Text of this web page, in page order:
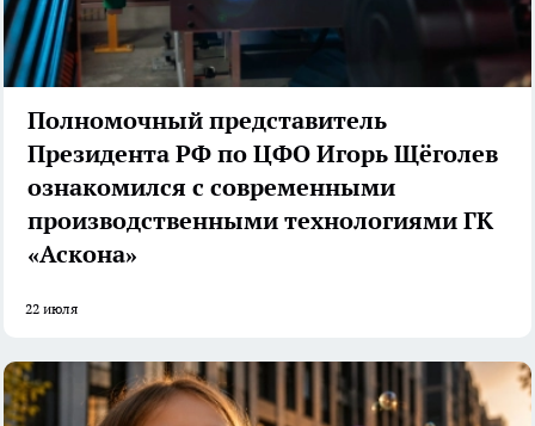
Полномочный представитель
Президента РФ по ЦФО Игорь Щёголев
ознакомился с современными
производственными технологиями ГК
«Аскона»
22 июля